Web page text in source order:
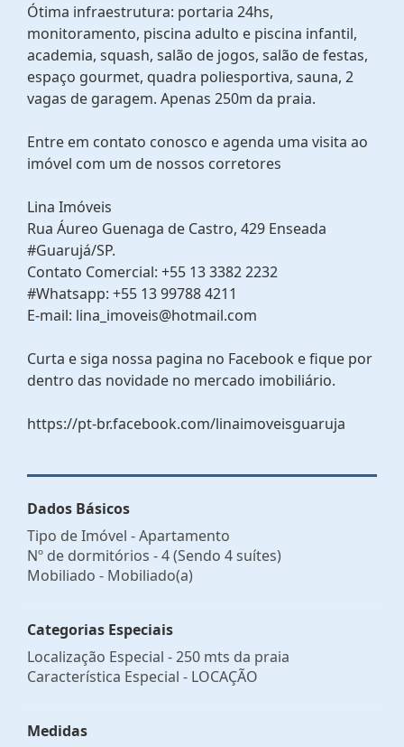
Ótima infraestrutura: portaria 24hs,
monitoramento, piscina adulto e piscina infantil,
academia, squash, salão de jogos, salão de festas,
espaço gourmet, quadra poliesportiva, sauna, 2
vagas de garagem. Apenas 250m da praia.
Entre em contato conosco e agenda uma visita ao
imóvel com um de nossos corretores
Lina Imóveis
Rua Áureo Guenaga de Castro, 429 Enseada
#Guarujá/SP.
Contato Comercial: +55 13 3382 2232
#Whatsapp: +55 13 99788 4211
E-mail: lina_imoveis@hotmail.com
Curta e siga nossa pagina no Facebook e fique por
dentro das novidade no mercado imobiliário.
https://pt-br.facebook.com/linaimoveisguaruja
Dados Básicos
Tipo de Imóvel - Apartamento
Nº de dormitórios - 4 (Sendo 4 suítes)
Mobiliado - Mobiliado(a)
Categorias Especiais
Localização Especial - 250 mts da praia
Característica Especial - LOCAÇÃO
Medidas